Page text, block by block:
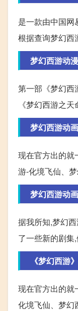
是一款由中国网
根据查询梦幻西
梦幻西游动
第一部《梦幻西
《梦幻西游之
梦幻西游动
现在官方出的就
游-化境飞仙、梦
梦幻西游动
据我所知,梦幻
了一些新的剧集,
《梦幻西游
现在官方出的就
化境飞仙、梦幻